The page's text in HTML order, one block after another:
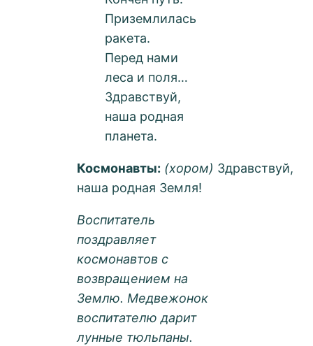
Приземлилась
ракета.
Перед нами
леса и поля…
Здравствуй,
наша родная
планета.
Космонавты: (хором) Здравствуй,
наша родная Земля!
Воспитатель
поздравляет
космонавтов с
возвращением на
Землю. Медвежонок
воспитателю дарит
лунные тюльпаны.